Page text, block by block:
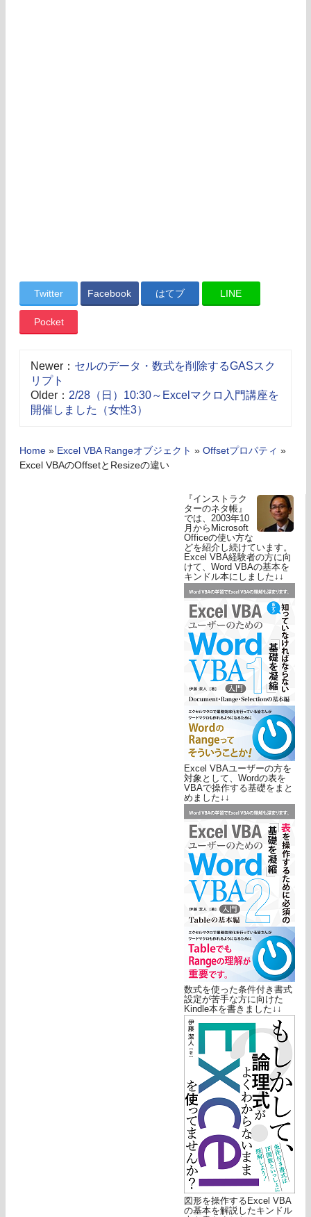
Twitter Facebook はてブ LINE
Pocket
Newer： セルのデータ・数式を削除するGASスク
リプト
Older： 2/28（日）10:30～Excelマクロ入門講座を
開催しました（女性3）
Home » Excel VBA Rangeオブジェクト » Offsetプロパティ »
Excel VBAのOffsetとResizeの違い
『インストラク
ターのネタ帳』
では、2003年10
月からMicrosoft
Officeの使い方な
どを紹介し続けています。
Excel VBA経験者の方に向
けて、Word VBAの基本を
キンドル本にしました↓↓
Excel VBAユーザーの方を
対象として、Wordの表を
VBAで操作する基礎をまと
めました↓↓
数式を使った条件付き書式
設定が苦手な方に向けた
Kindle本を書きました↓↓
図形を操作するExcel VBA
の基本を解説したキンドル